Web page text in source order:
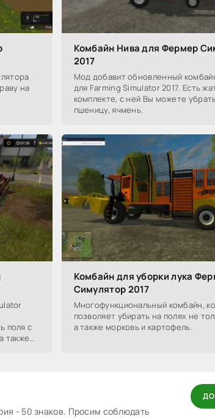
на
Комбайн Нива для Фермер
2017
Мод добавит обновленный
для Farming Simulator 2017. Есть
комплекте, с ней Вы можете
пшеницу, ячмень.
поля с
также
Комбайн для уборки лука
Симулятор 2017
Многофункциональный комбайн,
позволяет убирать на полях не
а также морковь и картофель.
- 50 знаков. Просим соблюдать